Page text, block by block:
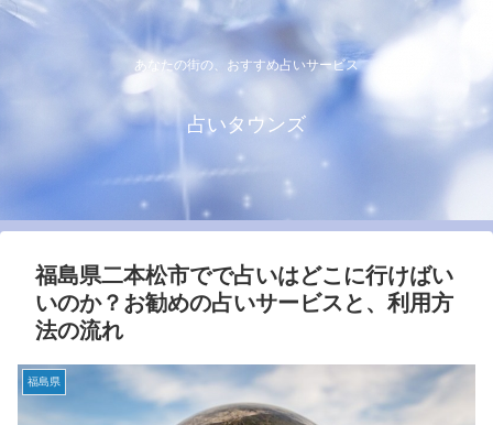
あなたの街の、おすすめ占いサービス
占いタウンズ
福島県二本松市でで占いはどこに行けばい
いのか？お勧めの占いサービスと、利用方
法の流れ
福島県